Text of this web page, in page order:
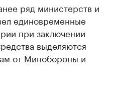
ряд министерств и
единовременные
при заключении
выделяются
от Минобороны и